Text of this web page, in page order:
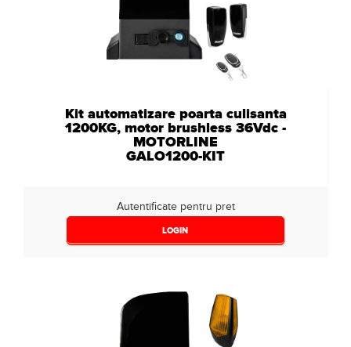
Kit automatizare poarta culisanta
1200KG, motor brushless 36Vdc -
MOTORLINE
GALO1200-KIT
Autentificate pentru pret
LOGIN